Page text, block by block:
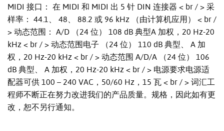
MIDI 接口： 在 MIDI 和 MIDI 出 5 针 DIN 连接器 < br / > 采
样率： 44.1、 48、 88.2 或 96 kHz （由计算机应用） < br /
> 动态范围： A/D （24 位） 108 dB 典型A 加权，20 Hz-20
kHz < br / > 动态范围电子 （24 位） 110 dB 典型、 A 加
权，20 Hz-20 kHz < br / > 动态范围 A/D/A （24 位） 106
dB 典型、 A 加权，20 Hz-20 kHz < br / > 电源要求电源适
配器可供 100 – 240 VAC，50/60 Hz，15 瓦 < br / > 词汇工
程师不断正在努力改进我们的产品质量。规格，因此如有更
改，恕不另行通知。